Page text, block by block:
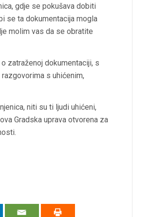
gdje se pokušava dobiti
se ta dokumentacija mogla
molim vas da se obratite
zatraženoj dokumentaciji, s
s uhićenim,
niti su ti ljudi uhićeni,
Gradska uprava otvorena za